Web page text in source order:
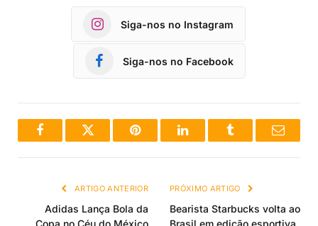
Siga-nos no Instagram
Siga-nos no Facebook
FacebookTwitter Pinterest LinkedInTumblr Email
ARTIGO ANTERIOR
Adidas Lança Bola da
PRÓXIMO ARTIGO
Bearista Starbucks volta ao